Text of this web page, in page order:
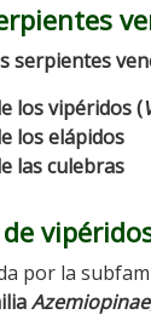
serpientes
los vipéridos (
los elápidos
las culebras
por la
Azemiopinae